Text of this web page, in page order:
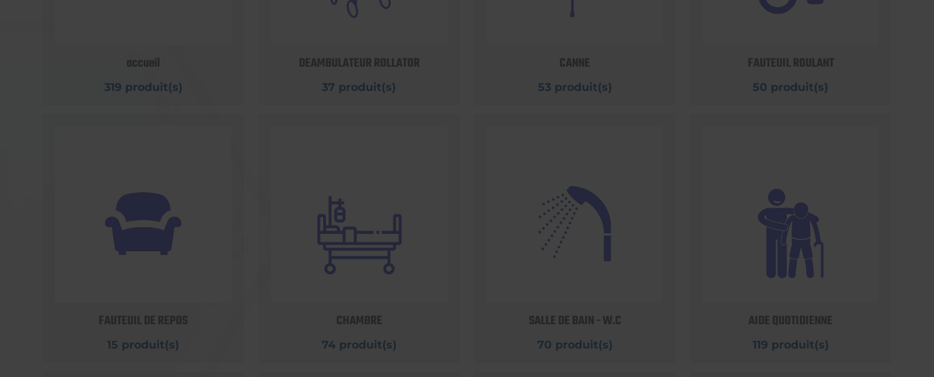
accueil
319 produit(s)
DEAMBULATEUR ROLLATOR
37 produit(s)
CANNE
53 produit(s)
FAUTEUIL ROULANT
50 produit(s)
FAUTEUIL DE REPOS
15 produit(s)
CHAMBRE
74 produit(s)
SALLE DE BAIN - W.C
70 produit(s)
AIDE QUOTIDIENNE
119 produit(s)